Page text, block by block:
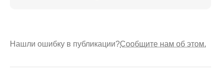
Нашли ошибку в публикации?Сообщите нам об этом.